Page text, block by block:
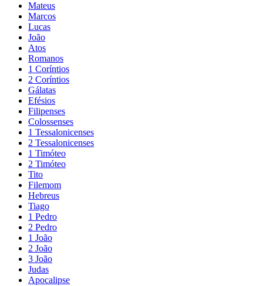
Mateus
Marcos
Lucas
João
Atos
Romanos
1 Coríntios
2 Coríntios
Gálatas
Efésios
Filipenses
Colossenses
1 Tessalonicenses
2 Tessalonicenses
1 Timóteo
2 Timóteo
Tito
Filemom
Hebreus
Tiago
1 Pedro
2 Pedro
1 João
2 João
3 João
Judas
Apocalipse